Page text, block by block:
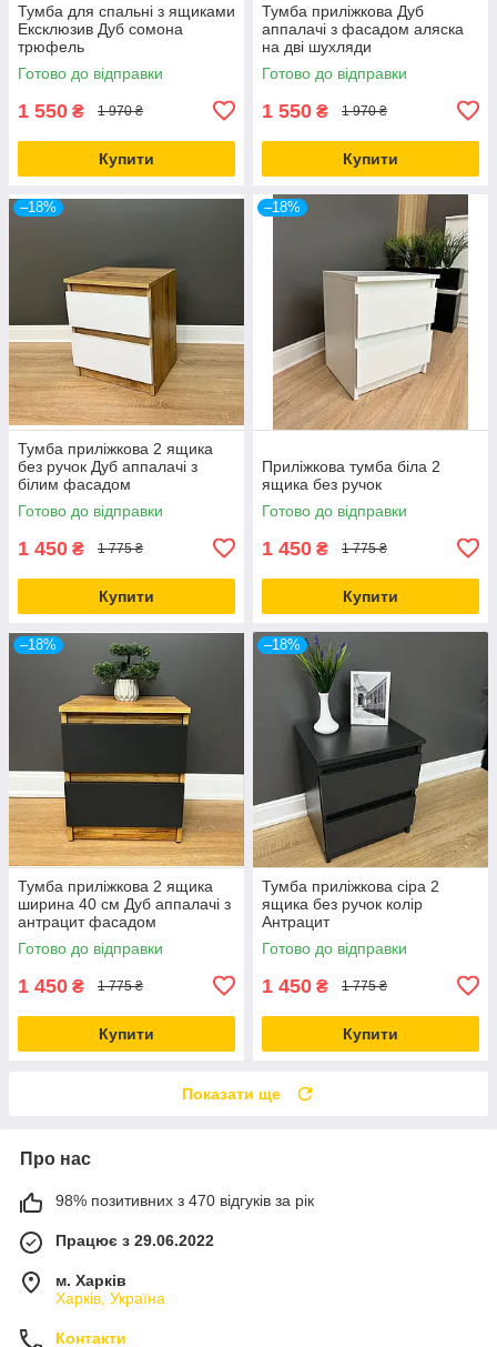
Тумба для спальні з ящиками
Ексклюзив Дуб сомона
трюфель
Готово до відправки
1 550 ₴ 1 970 ₴
Купити
Тумба приліжкова Дуб
аппалачі з фасадом аляска
на дві шухляди
Готово до відправки
1 550 ₴ 1 970 ₴
Купити
–18%
Тумба приліжкова 2 ящика
без ручок Дуб аппалачі з
білим фасадом
Готово до відправки
1 450 ₴ 1 775 ₴
Купити
–18%
Приліжкова тумба біла 2
ящика без ручок
Готово до відправки
1 450 ₴ 1 775 ₴
Купити
–18%
Тумба приліжкова 2 ящика
ширина 40 см Дуб аппалачі з
антрацит фасадом
Готово до відправки
1 450 ₴ 1 775 ₴
Купити
–18%
Тумба приліжкова сіра 2
ящика без ручок колір
Антрацит
Готово до відправки
1 450 ₴ 1 775 ₴
Купити
Показати ще
Про нас
98% позитивних з 470 відгуків за рік
Працює з 29.06.2022
м. Харків
Харків, Україна
Контакти